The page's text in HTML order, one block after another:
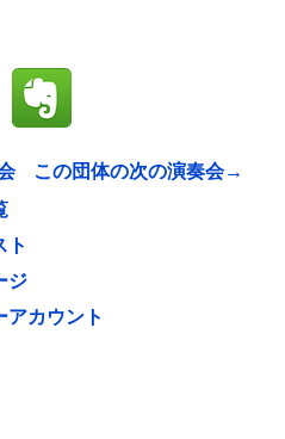
この団体の次の演奏会→
ト
ジ
アカウント